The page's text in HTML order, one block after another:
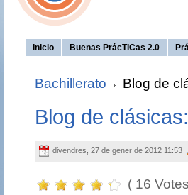
Inicio Buenas PrácTICas 2.0
Bachillerato Blog de
Blog de
divendres, 27 de gener de 2012 11:53
( 16